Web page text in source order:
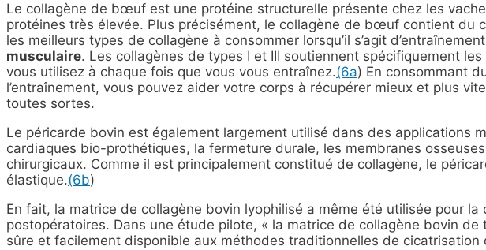
Le collagène de bœuf est une protéine structurelle présente chez les
protéines très élevée. Plus précisément, le collagène de bœuf contient du
les meilleurs types de collagène à consommer lorsqu’il s’agit
musculaire. Les collagènes de types I et III soutiennent spécifiquement
vous utilisez à chaque fois que vous vous entraînez.(6a) En consommant
l’entraînement, vous pouvez aider votre corps à récupérer mieux et plus
toutes sortes.
Le péricarde bovin est également largement utilisé dans des applications
cardiaques bio-prothétiques, la fermeture durale, les membranes
chirurgicaux. Comme il est principalement constitué de collagène, le
élastique.(6b)
En fait, la matrice de collagène bovin lyophilisé a même été utilisée pour la
postopératoires. Dans une étude pilote, « la matrice de collagène bovin de
sûre et facilement disponible aux méthodes traditionnelles de cicatrisation